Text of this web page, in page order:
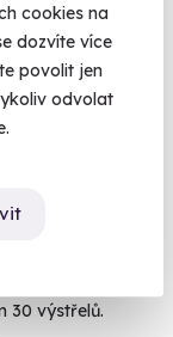
cookies na
dozvíte více
povolit jen
odvolat
30 výstřelů.